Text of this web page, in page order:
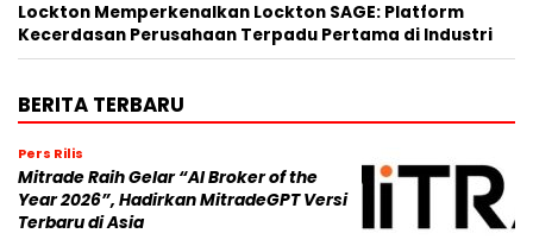
Lockton Memperkenalkan Lockton SAGE: Platform
Kecerdasan Perusahaan Terpadu Pertama di Industri
BERITA TERBARU
Pers Rilis
Mitrade Raih Gelar “AI Broker of the
Year 2026”, Hadirkan MitradeGPT Versi
Terbaru di Asia